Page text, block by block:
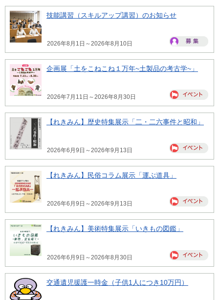
技能講習（スキルアップ講習）のお知らせ
2026年8月1日～2026年8月10日
企画展「土をこねこね１万年~土製品の考古学~」
2026年7月11日～2026年8月30日
【れきみん】歴史特集展示「二・二六事件と昭和」
2026年6月9日～2026年9月13日
【れきみん】民俗コラム展示「運ぶ道具」
2026年6月9日～2026年9月13日
【れきみん】美術特集展示「いきもの図鑑」
2026年6月9日～2026年8月30日
交通遺児援護一時金（子供1人につき10万円）